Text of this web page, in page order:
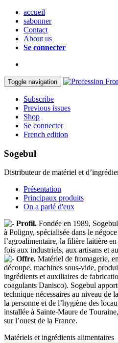
accueil
sabonner
Contact
About us
Se connecter
Toggle navigation
Subscribe
Previous issues
Shop
Se connecter
French edition
Sogebul
Distributeur de matériel et
Présentation
Principaux produits
On a parlé d'eux
Profil. Fondée en 1989,
à Poligny, spécialisée dans le
l’agroalimentaire, la filière laitière
fois aux industriels, aux artisans et
Offre. Matériel de fromagerie,
découpe, machines sous-vide,
ingrédients et auxiliaires de
coagulants Danisco). Sogebul
technique nécessaires au niveau de
la personne et de l’hygiène des
installée à Sainte-Maure de
sur l’ouest de la France.
Matériels et ingrédients alimentaires